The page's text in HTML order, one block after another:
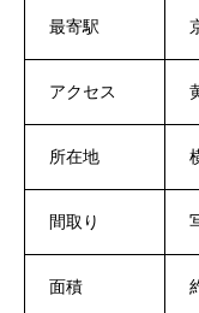
最寄駅
アクセス
所在地
間取り
面積